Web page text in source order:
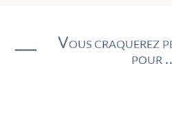
Vous craquerez
pour